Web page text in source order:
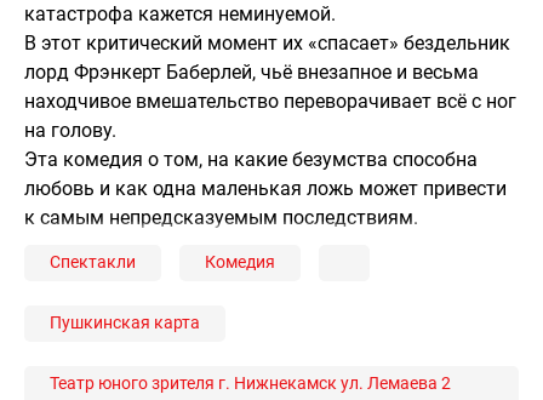
катастрофа кажется неминуемой.
В этот критический момент их «спасает» бездельник
лорд Фрэнкерт Баберлей, чьё внезапное и весьма
находчивое вмешательство переворачивает всё с ног
на голову.
Эта комедия о том, на какие безумства способна
любовь и как одна маленькая ложь может привести
к самым непредсказуемым последствиям.
Спектакли Комедия
Пушкинская карта
Театр юного зрителя г. Нижнекамск ул. Лемаева 2